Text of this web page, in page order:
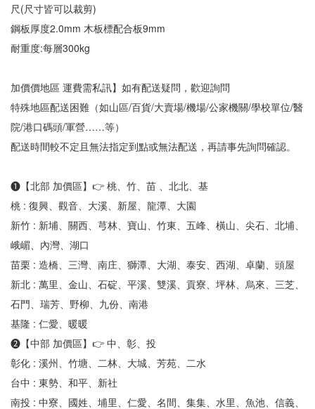
尺(尺寸皆可以裁剪)
鋼板厚度2.0mm 木板標配合板9mm
耐重度:每層300kg
加價價地區 運費需私訊】如有配送疑問，歡迎詢問
特殊地區配送困難（如山區/百貨/大賣場/機場/公家機關/學校單位/醫
院/港口碼頭/軍營……等）
配送時間較不定且無法指定到點或無法配送，再請事先詢問確認。
❶【北部 加價區】👉 桃、竹、苗 、北北、基
桃 : 復興、觀音、大溪、新屋、龍潭、大園
新竹 : 新埔、關西、芎林、寶山、竹東、五峰、橫山、尖石、北埔、
峨嵋、內灣、湖口
苗栗 : 造橋、三灣、南庄、獅潭、大湖、泰安、西湖、卓蘭、頭屋
新北 : 萬里、金山、石碇、平溪、雙溪、貢寮、坪林、烏來、三芝、
石門、瑞芳、野柳、九份、南港
基隆 : 仁愛、暖暖
❷【中部 加價區】👉 中、彰、投
彰化 : 溪州、竹塘、二林、大城、芳苑、二水
台中 : 東勢、和平、新社
南投 : 中寮、國姓、埔里、仁愛、名間、集集、水里、魚池、信義、